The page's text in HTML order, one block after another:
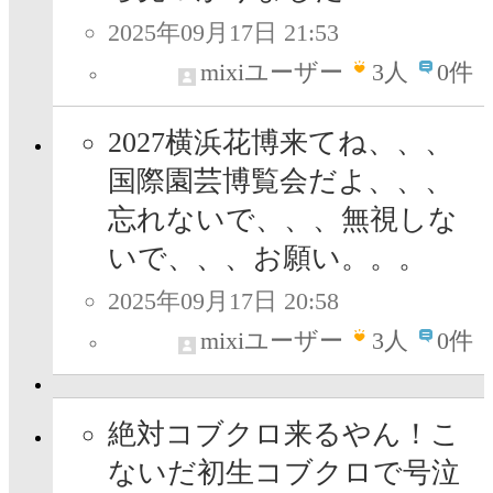
2025年09月17日 21:53
mixiユーザー
3人 0件
2027横浜花博来てね、、、
国際園芸博覧会だよ、、、
忘れないで、、、無視しな
いで、、、お願い。。。
2025年09月17日 20:58
mixiユーザー
3人 0件
絶対コブクロ来るやん！こ
ないだ初生コブクロで号泣